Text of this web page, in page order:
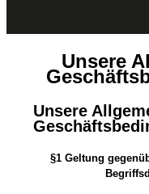
Unsere
Unsere
§1 Geltung